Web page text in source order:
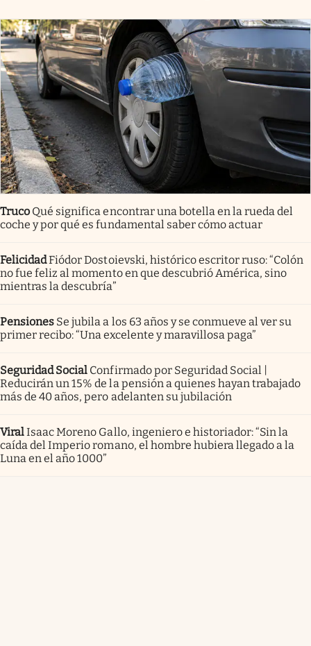
Truco Qué significa encontrar una botella en la rueda del
coche y por qué es fundamental saber cómo actuar
FelicidadFiódor Dostoievski, histórico escritor ruso: “Colón
no fue feliz al momento en que descubrió América, sino
mientras la descubría”
Pensiones Se jubila a los 63 años y se conmueve al ver su
primer recibo: “Una excelente y maravillosa paga”
Seguridad Social Confirmado por Seguridad Social |
Reducirán un 15% de la pensión a quienes hayan trabajado
más de 40 años, pero adelanten su jubilación
ViralIsaac Moreno Gallo, ingeniero e historiador: “Sin la
caída del Imperio romano, el hombre hubiera llegado a la
Luna en el año 1000”